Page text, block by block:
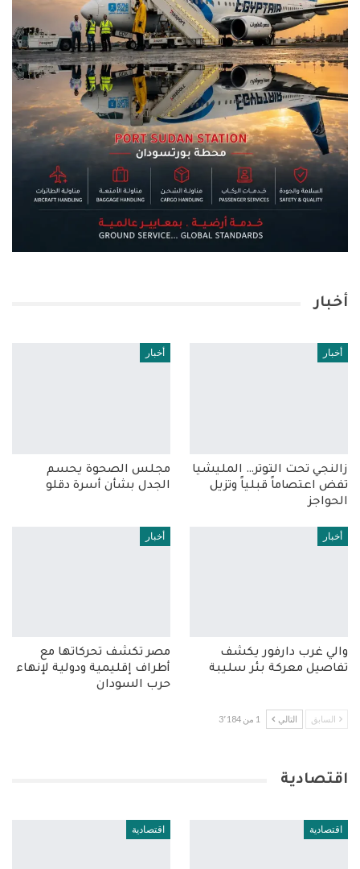
أخبار
أخبار
زالنجي تحت التوتر… المليشيا
تفض اعتصاماً قبلياً وتزيل
الحواجز
أخبار
مجلس الصحوة يحسم
الجدل بشأن أسرة دقلو
أخبار
والي غرب دارفور يكشف
تفاصيل معركة بئر سليبة
أخبار
مصر تكشف تحركاتها مع
أطراف إقليمية ودولية لإنهاء
حرب السودان
السابق التالي 1 من 3٬184
اقتصادية
اقتصادية اقتصادية